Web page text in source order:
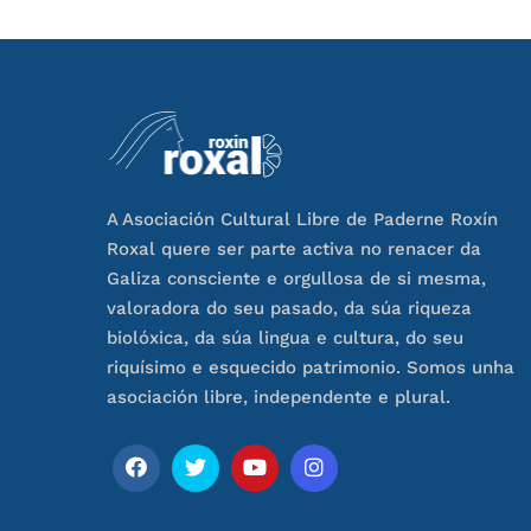
A Asociación Cultural Libre de Paderne Roxín
Roxal quere ser parte activa no renacer da
Galiza consciente e orgullosa de si mesma,
valoradora do seu pasado, da súa riqueza
biolóxica, da súa lingua e cultura, do seu
riquísimo e esquecido patrimonio. Somos unha
asociación libre, independente e plural.